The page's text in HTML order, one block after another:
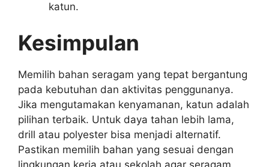
katun.
Kesimpulan
Memilih bahan seragam yang tepat bergantung
pada kebutuhan dan aktivitas penggunanya.
Jika mengutamakan kenyamanan, katun adalah
pilihan terbaik. Untuk daya tahan lebih lama,
drill atau polyester bisa menjadi alternatif.
Pastikan memilih bahan yang sesuai dengan
lingkungan kerja atau sekolah agar seragam